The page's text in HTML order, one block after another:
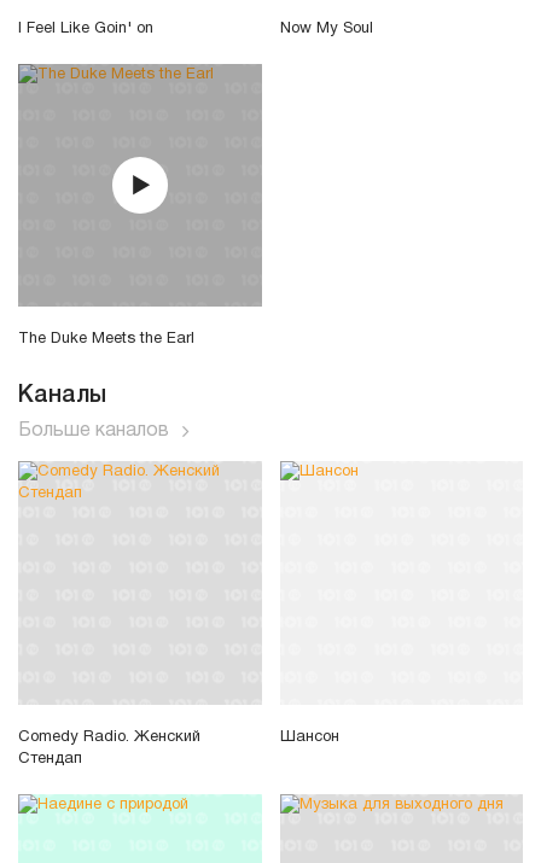
I Feel Like Goin' on Now My Soul
The Duke Meets the Earl
Каналы
Больше каналов
Comedy Radio. Женский
Стендап
Шансон